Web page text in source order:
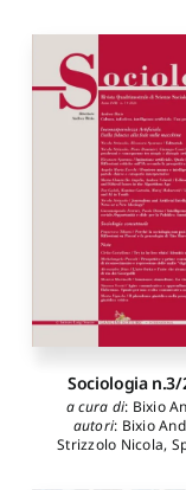
Sociologia n.3/
a cura di: Bixio
autori: Bixio
Strizzolo Nicola,